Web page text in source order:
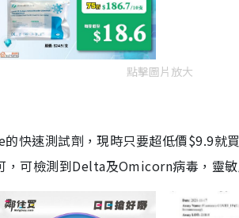
點擊圖片放大
快速測試劑，現時只要超低價$9.9就
，可檢測到Delta及Omicorn病毒，靈